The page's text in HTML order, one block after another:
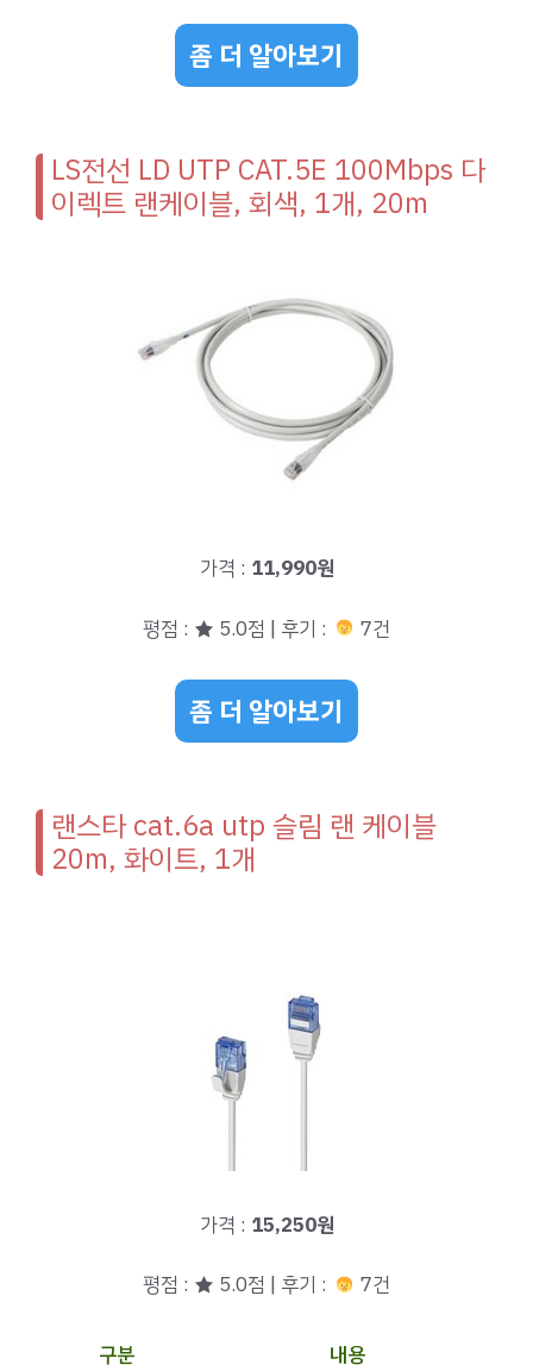
좀 더 알아보기
LS전선 LD UTP CAT.5E 100Mbps 다
이렉트 랜케이블, 회색, 1개, 20m
가격 : 11,990원
평점 : ★ 5.0점 | 후기 : 7건
좀 더 알아보기
랜스타 cat.6a utp 슬림 랜 케이블
20m, 화이트, 1개
가격 : 15,250원
평점 : ★ 5.0점 | 후기 : 7건
구분 내용